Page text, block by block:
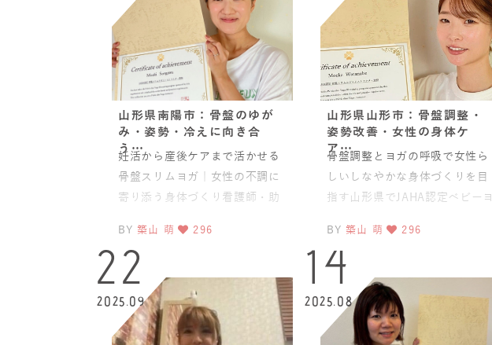
山形県南陽市：骨盤のゆが
み・姿勢・冷えに向き合
う…
妊活から産後ケアまで活かせる
骨盤スリムヨガ｜女性の不調に
寄り添う身体づくり看護師・助
産、産後に関わりながら、JAH
BY 築山 萌 296
山形県山形市：骨盤調整・
姿勢改善・女性の身体ケ
ア…
骨盤調整とヨガの呼吸で女性ら
しいしなやかな身体づくりを目
指す山形県でJAHA認定ベビーヨ
として活動されているもえ
BY 築山 萌 296
22
2025.09
14
2025.08